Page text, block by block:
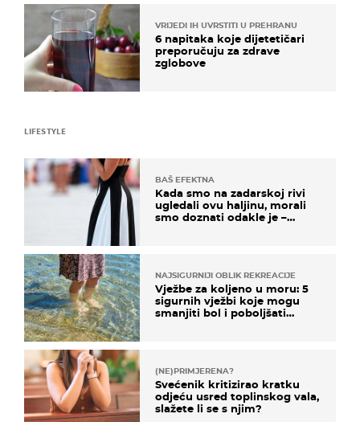
VRIJEDI IH UVRSTITI U PREHRANU
6 napitaka koje dijetetičari
preporučuju za zdrave
zglobove
LIFESTYLE
BAŠ EFEKTNA
Kada smo na zadarskoj rivi
ugledali ovu haljinu, morali
smo doznati odakle je –
NAJSIGURNIJI OBLIK REKREACIJE
Vježbe za koljeno u moru: 5
sigurnih vježbi koje mogu
smanjiti bol i poboljšati
(NE)PRIMJERENA?
Svećenik kritizirao kratku
odjeću usred toplinskog vala,
slažete li se s njim?